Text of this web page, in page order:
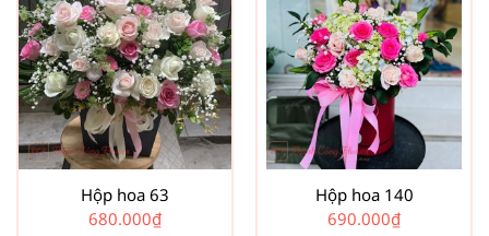
Hộp hoa 63
680.000₫
Hộp hoa 140
690.000₫